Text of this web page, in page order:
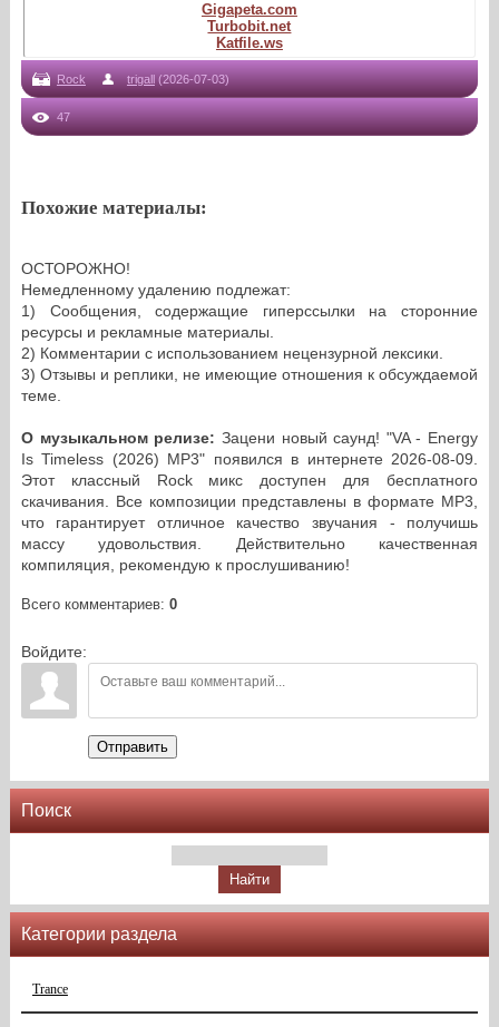
Gigapeta.com
Turbobit.net
Katfile.ws
Rock trigall (2026-07-03)
47
Похожие материалы:
ОСТОРОЖНО!
Немедленному удалению подлежат:
1) Сообщения, содержащие гиперссылки на сторонние
ресурсы и рекламные материалы.
2) Комментарии с использованием нецензурной лексики.
3) Отзывы и реплики, не имеющие отношения к обсуждаемой
теме.
О музыкальном релизе: Зацени новый саунд! "VA - Energy
Is Timeless (2026) MP3" появился в интернете 2026-08-09.
Этот классный Rock микс доступен для бесплатного
скачивания. Все композиции представлены в формате MP3,
что гарантирует отличное качество звучания - получишь
массу удовольствия. Действительно качественная
компиляция, рекомендую к прослушиванию!
Всего комментариев: 0
Войдите:
Отправить
Поиск
Категории раздела
Trance